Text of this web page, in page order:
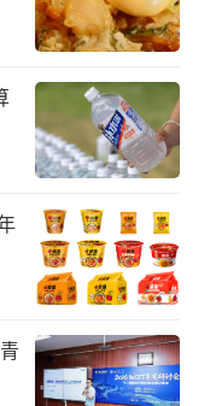
军饮品行业不
调。毕竟，在
品牌”刚向港
年借壳上市
布局。